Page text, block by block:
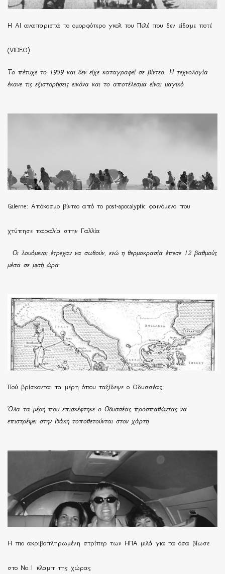
Η ΑΙ αναπαριστά το ομορφότερο γκολ του Πελέ που δεν είδαμε ποτέ
(VIDEO)
Το πέτυχε το 1959 και δεν είχε καταγραφεί σε βίντεο. Η τεχνολογία
έκανε τις εξιστορήσεις εικόνα και το αποτέλεσμα είναι μαγικό
Galerne: Απόκοσμο βίντεο από το post-apocalyptic φαινόμενο που
χτύπησε παραλία στην Γαλλία
Οι λουόμενοι έτρεχαν να σωθούν, ενώ η θερμοκρασία έπεσε 12 βαθμούς
μέσα σε μισή ώρα
Πού βρίσκονται τα μέρη όπου ταξίδεψε ο Οδυσσέας;
Όλα τα μέρη που επισκέφτηκε ο Οδυσσέας προσπαθώντας να
επιστρέψει στην Ιθάκη τοποθετούνται στον χάρτη
H πιο ακριβοπληρωμένη στρίπερ των ΗΠΑ μιλά για τα όσα βίωσε
στο Νο.1 κλαμπ της χώρας